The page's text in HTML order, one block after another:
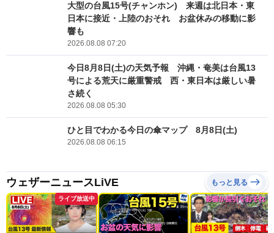
大型の台風15号(チャンホン) 来週は北日本・東
日本に接近・上陸のおそれ お盆休みの移動に影
響も
2026.08.08 07:20
今日8月8日(土)の天気予報 沖縄・奄美は台風13
号による荒天に厳重警戒 西・東日本は厳しい暑
さ続く
2026.08.08 05:30
ひと目でわかる今日の傘マップ 8月8日(土)
2026.08.08 06:15
ウェザーニュースLiVE もっと見る
ライブ放送中